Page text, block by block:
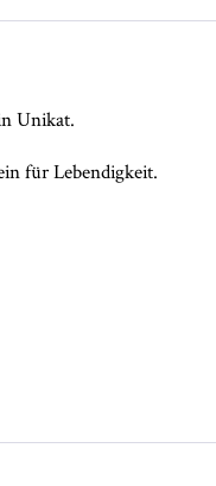
Unikat.
für Lebendigkeit.